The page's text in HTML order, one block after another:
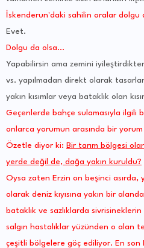
İskenderun'daki sahilin oralar dolgu
Evet.
Dolgu da olsa...
Yapabilirsin ama zemini
vs. yapılmadan direkt olarak
yakın kısımlar veya bataklık olan
Geçenlerde bahçe sulamasıyla ilgili
onlarca yorumun arasında bir yorum
Özetle diyor ki: Bir tarım bölgesi
yerde değil de, dağa yakın kuruldu?
Oysa zaten Erzin on beşinci asırda,
olarak deniz kıyısına yakın bir
bataklık ve sazlıklarda
salgın hastalıklar yüzünden o alan
çeşitli bölgelere göç ediliyor. En son